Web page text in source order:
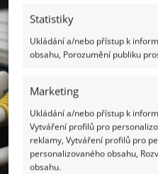
Statistiky
Ukládání a/nebo přístup k
obsahu, Porozumění publiku
Marketing
Ukládání a/nebo přístup k
Vytváření profilů pro
reklamy, Vytváření profilů pro
personalizovaného obsahu,
obsahu.